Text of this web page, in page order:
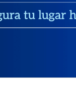
DE INCONEL
Garantizar
adecuados
para